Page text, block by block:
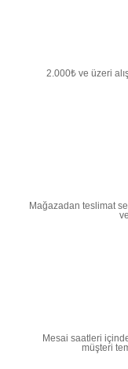
2.000₺ ve üzeri
Mağazadan teslimat
Mesai saatleri
müşteri